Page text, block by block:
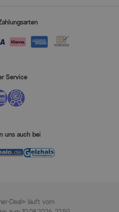
Service
uns auch bei
Deal» läuft vom